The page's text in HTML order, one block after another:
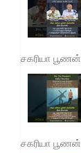
சகரியா பூணன்
சகரியா பூணன்